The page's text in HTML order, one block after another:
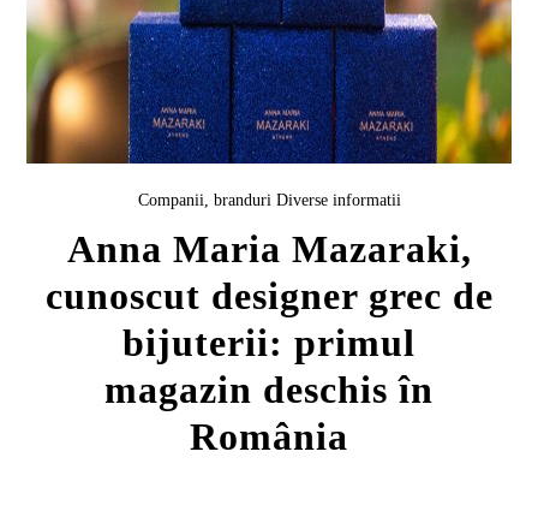
Companii, branduri Diverse informatii
Anna Maria Mazaraki,
cunoscut designer grec de
bijuterii: primul
magazin deschis în
România